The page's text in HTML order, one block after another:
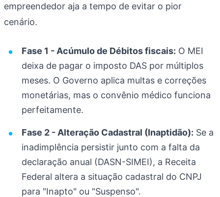
empreendedor aja a tempo de evitar o pior
cenário.
Fase 1 - Acúmulo de Débitos fiscais: O MEI
deixa de pagar o imposto DAS por múltiplos
meses. O Governo aplica multas e correções
monetárias, mas o convênio médico funciona
perfeitamente.
Fase 2 - Alteração Cadastral (Inaptidão): Se a
inadimplência persistir junto com a falta da
declaração anual (DASN-SIMEI), a Receita
Federal altera a situação cadastral do CNPJ
para "Inapto" ou "Suspenso".